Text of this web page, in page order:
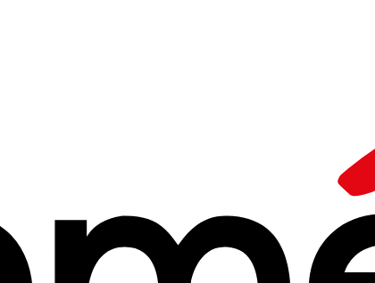
et au brassage des idées, à la confrontation de celles-ci à
et à travailler autour de sujets de société et d'éducation.